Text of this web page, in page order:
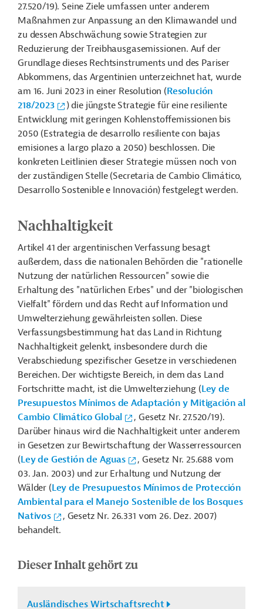
27.520/19). Seine Ziele umfassen unter anderem
Maßnahmen zur Anpassung an den Klimawandel und
zu dessen Abschwächung sowie Strategien zur
Reduzierung der Treibhausgasemissionen. Auf der
Grundlage dieses Rechtsinstruments und des Pariser
Abkommens, das Argentinien unterzeichnet hat, wurde
am 16. Juni 2023 in einer Resolution (Resolución
218/2023
) die jüngste Strategie für eine resiliente
Entwicklung mit geringen Kohlenstoffemissionen bis
2050 (Estrategia de desarrollo resiliente con bajas
emisiones a largo plazo a 2050) beschlossen. Die
konkreten Leitlinien dieser Strategie müssen noch von
der zuständigen Stelle (Secretaria de Cambio Climático,
Desarrollo Sostenible e Innovación) festgelegt werden.
Nachhaltigkeit
Artikel 41 der argentinischen Verfassung besagt
außerdem, dass die nationalen Behörden die "rationelle
Nutzung der natürlichen Ressourcen" sowie die
Erhaltung des "natürlichen Erbes" und der "biologischen
Vielfalt" fördern und das Recht auf Information und
Umwelterziehung gewährleisten sollen. Diese
Verfassungsbestimmung hat das Land in Richtung
Nachhaltigkeit gelenkt, insbesondere durch die
Verabschiedung spezifischer Gesetze in verschiedenen
Bereichen. Der wichtigste Bereich, in dem das Land
Fortschritte macht, ist die Umwelterziehung (Ley de
Presupuestos Mínimos de Adaptación y Mitigación al
Cambio Climático Global
, Gesetz Nr. 27.520/19).
Darüber hinaus wird die Nachhaltigkeit unter anderem
in Gesetzen zur Bewirtschaftung der Wasserressourcen
(Ley de Gestión de Aguas
, Gesetz Nr. 25.688 vom
03. Jan. 2003) und zur Erhaltung und Nutzung der
Wälder (Ley de Presupuestos Mínimos de Protección
Ambiental para el Manejo Sostenible de los Bosques
Nativos
, Gesetz Nr. 26.331 vom 26. Dez. 2007)
behandelt.
Dieser Inhalt gehört zu
Ausländisches Wirtschaftsrecht